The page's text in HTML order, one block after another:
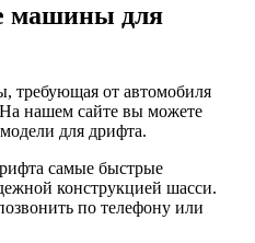
машины для
требующая от автомобиля
нашем сайте вы можете
для дрифта.
самые быстрые
конструкцией шасси.
по телефону или